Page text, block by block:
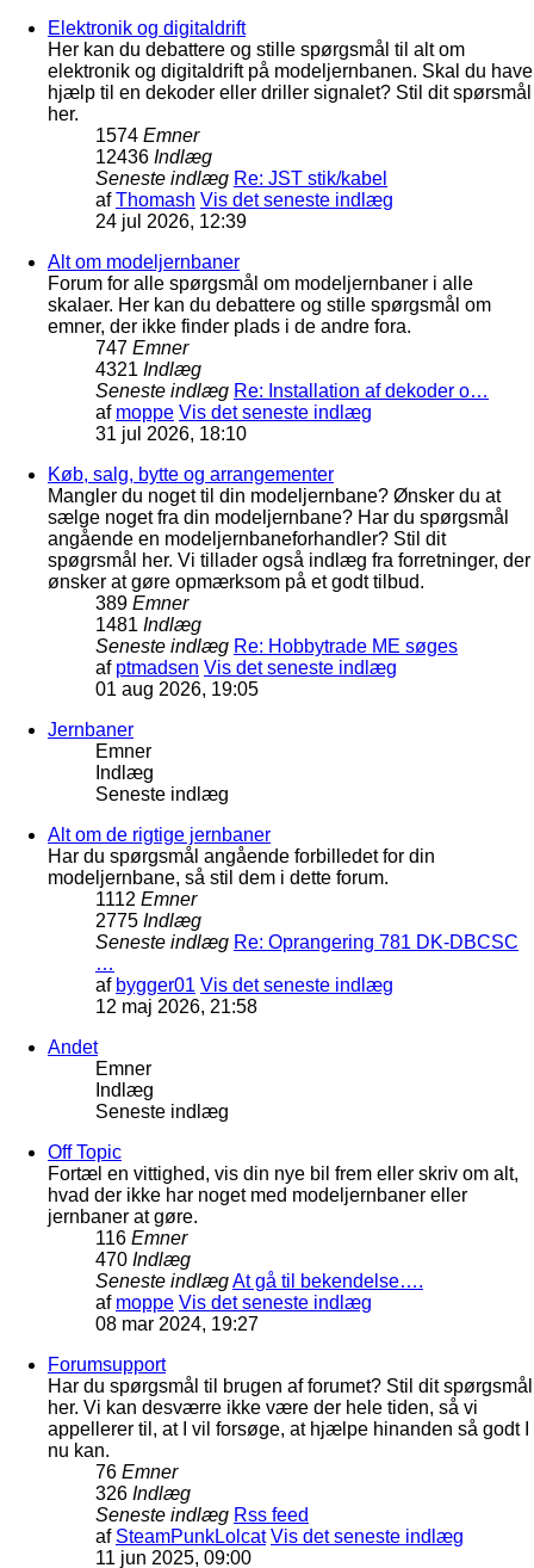
Elektronik og digitaldrift
Her kan du debattere og stille spørgsmål til alt om
elektronik og digitaldrift på modeljernbanen. Skal du have
hjælp til en dekoder eller driller signalet? Stil dit spørsmål
her.
1574 Emner
12436 Indlæg
Seneste indlæg Re: JST stik/kabel
afThomash Vis det seneste indlæg
24 jul 2026, 12:39
Alt om modeljernbaner
Forum for alle spørgsmål om modeljernbaner i alle
skalaer. Her kan du debattere og stille spørgsmål om
emner, der ikke finder plads i de andre fora.
747 Emner
4321 Indlæg
Seneste indlæg Re: Installation af dekoder o…
af moppe Vis det seneste indlæg
31 jul 2026, 18:10
Køb, salg, bytte og arrangementer
Mangler du noget til din modeljernbane? Ønsker du at
sælge noget fra din modeljernbane? Har du spørgsmål
angående en modeljernbaneforhandler? Stil dit
spøgrsmål her. Vi tillader også indlæg fra forretninger, der
ønsker at gøre opmærksom på et godt tilbud.
389 Emner
1481 Indlæg
Seneste indlæg Re: Hobbytrade ME søges
af ptmadsen Vis det seneste indlæg
01 aug 2026, 19:05
Jernbaner
Emner
Indlæg
Seneste indlæg
Alt om de rigtige jernbaner
Har du spørgsmål angående forbilledet for din
modeljernbane, så stil dem i dette forum.
1112 Emner
2775 Indlæg
Seneste indlæg Re: Oprangering 781 DK-DBCSC
…
af bygger01 Vis det seneste indlæg
12 maj 2026, 21:58
Andet
Emner
Indlæg
Seneste indlæg
Off Topic
Fortæl en vittighed, vis din nye bil frem eller skriv om alt,
hvad der ikke har noget med modeljernbaner eller
jernbaner at gøre.
116 Emner
470 Indlæg
Seneste indlægAt gå til bekendelse….
af moppe Vis det seneste indlæg
08 mar 2024, 19:27
Forumsupport
Har du spørgsmål til brugen af forumet? Stil dit spørgsmål
her. Vi kan desværre ikke være der hele tiden, så vi
appellerer til, at I vil forsøge, at hjælpe hinanden så godt I
nu kan.
76 Emner
326 Indlæg
Seneste indlæg Rss feed
af SteamPunkLolcat Vis det seneste indlæg
11 jun 2025, 09:00